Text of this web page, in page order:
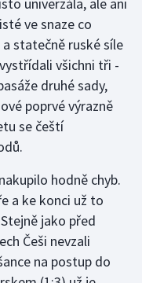
univerzála, ale ani
ve snaze co
statečně ruské síle
všichni tři -
druhé sady,
poprvé výrazně
se čeští
hodně chyb.
a ke konci už to
jako před
Češi nevzali
na postup do